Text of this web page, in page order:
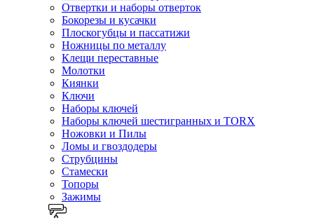
Отвертки и наборы отверток
Бокорезы и кусачки
Плоскогубцы и пассатижи
Ножницы по металлу
Клещи переставные
Молотки
Киянки
Ключи
Наборы ключей
Наборы ключей шестигранных и TORX
Ножовки и Пилы
Ломы и гвоздодеры
Струбцины
Стамески
Топоры
Зажимы